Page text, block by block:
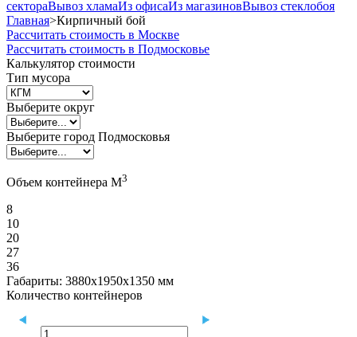
сектораВывоз хламаИз офисаИз магазиновВывоз стеклобоя
Главная>Кирпичный бой
Рассчитать стоимость в Москве
Рассчитать стоимость в Подмосковье
Калькулятор стоимости
Тип мусора
Выберите округ
Выберите город Подмосковья
Объем контейнера М3
8
10
20
27
36
Габариты: 3880х1950х1350 мм
Количество контейнеров